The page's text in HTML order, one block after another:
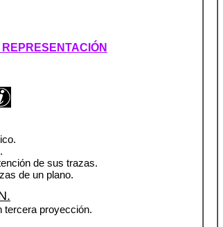
de sus trazas.
de un plano.
tercera proyección.